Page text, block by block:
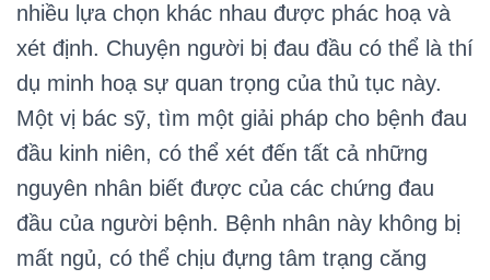
nhiều lựa chọn khác nhau được phác hoạ và
xét định. Chuyện người bị đau đầu có thể là thí
dụ minh hoạ sự quan trọng của thủ tục này.
Một vị bác sỹ, tìm một giải pháp cho bệnh đau
đầu kinh niên, có thể xét đến tất cả những
nguyên nhân biết được của các chứng đau
đầu của người bệnh. Bệnh nhân này không bị
mất ngủ, có thể chịu đựng tâm trạng căng